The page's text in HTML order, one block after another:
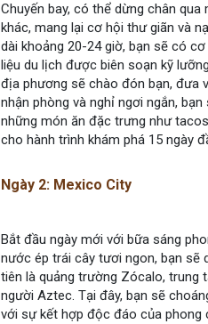
Chuyến bay, có thể dừng chân
khác, mang lại cơ hội thư giãn và
dài khoảng 20-24 giờ, bạn sẽ có
liệu du lịch được biên soạn kỹ
địa phương sẽ chào đón bạn, đưa
nhận phòng và nghỉ ngơi ngắn,
những món ăn đặc trưng như
cho hành trình khám phá 15 ngày
Ngày 2: Mexico City
Bắt đầu ngày mới với bữa sáng
nước ép trái cây tươi ngon, bạn sẽ
tiên là quảng trường Zócalo, trung
người Aztec. Tại đây, bạn sẽ
với sự kết hợp độc đáo của phong